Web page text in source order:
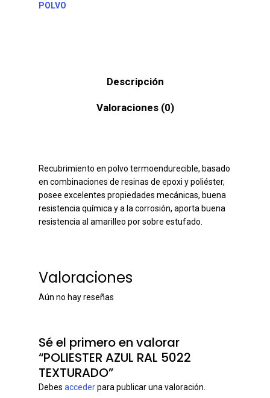
POLVO
Descripción
Valoraciones (0)
Recubrimiento en polvo termoendurecible, basado
en combinaciones de resinas de epoxi y poliéster,
posee excelentes propiedades mecánicas, buena
resistencia química y a la corrosión, aporta buena
resistencia al amarilleo por sobre estufado.
Valoraciones
Aún no hay reseñas
Sé el primero en valorar
“POLIESTER AZUL RAL 5022
TEXTURADO”
Debes accederpara publicar una valoración.